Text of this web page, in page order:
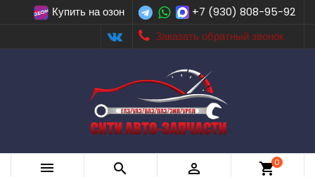
Купить на озон
+7 (930) 808-95-92
Заказать обратный звонок
   shopping_cart0